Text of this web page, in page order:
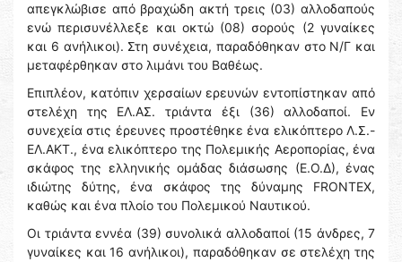
απεγκλώβισε από βραχώδη ακτή τρεις (03) αλλοδαπούς
ενώ περισυνέλλεξε και οκτώ (08) σορούς (2 γυναίκες
και 6 ανήλικοι). Στη συνέχεια, παραδόθηκαν στο Ν/Γ και
μεταφέρθηκαν στο λιμάνι του Βαθέως.
Επιπλέον, κατόπιν χερσαίων ερευνών εντοπίστηκαν από
στελέχη της ΕΛ.ΑΣ. τριάντα έξι (36) αλλοδαποί. Εν
συνεχεία στις έρευνες προστέθηκε ένα ελικόπτερο Λ.Σ.-
ΕΛ.ΑΚΤ., ένα ελικόπτερο της Πολεμικής Αεροπορίας, ένα
σκάφος της ελληνικής ομάδας διάσωσης (Ε.Ο.Δ), ένας
ιδιώτης δύτης, ένα σκάφος της δύναμης FRONTEX,
καθώς και ένα πλοίο του Πολεμικού Ναυτικού.
Οι τριάντα εννέα (39) συνολικά αλλοδαποί (15 άνδρες, 7
γυναίκες και 16 ανήλικοι), παραδόθηκαν σε στελέχη της